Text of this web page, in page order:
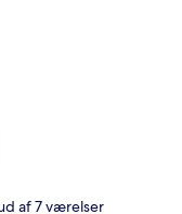
21 - aug. 23
af 7 værelser